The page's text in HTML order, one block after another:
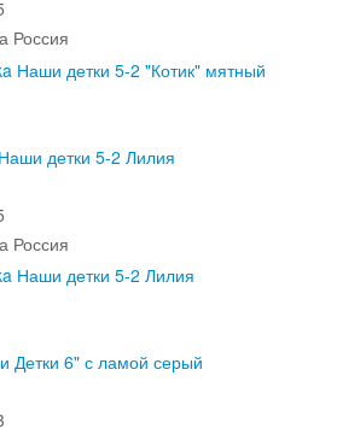
Россия
детки 5-2 Лилия
Россия
Детки 6" с ламой серый